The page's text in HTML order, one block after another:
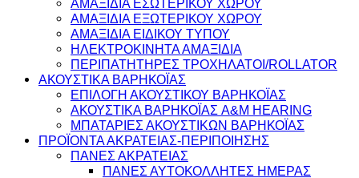
ΑΜΑΞΙΔΙΑ ΕΣΩΤΕΡΙΚΟΥ ΧΩΡΟΥ
ΑΜΑΞΙΔΙΑ ΕΞΩΤΕΡΙΚΟΥ ΧΩΡΟΥ
ΑΜΑΞΙΔΙΑ ΕΙΔΙΚΟΥ ΤΥΠΟΥ
ΗΛΕΚΤΡΟΚΙΝΗΤΑ ΑΜΑΞΙΔΙΑ
ΠΕΡΙΠΑΤΗΤΗΡΕΣ ΤΡΟΧΗΛΑΤΟΙ/ROLLATOR
ΑΚΟΥΣΤΙΚΑ ΒΑΡΗΚΟΪΑΣ
ΕΠΙΛΟΓΗ ΑΚΟΥΣΤΙΚΟΥ ΒΑΡΗΚΟΪΑΣ
ΑΚΟΥΣΤΙΚΑ ΒΑΡΗΚΟΪΑΣ A&M HEARING
ΜΠΑΤΑΡΙΕΣ ΑΚΟΥΣΤΙΚΩΝ ΒΑΡΗΚΟΪΑΣ
ΠΡΟΪΟΝΤΑ ΑΚΡΑΤΕΙΑΣ-ΠΕΡΙΠΟΙΗΣΗΣ
ΠΑΝΕΣ ΑΚΡΑΤΕΙΑΣ
ΠΑΝΕΣ ΑΥΤΟΚΟΛΛΗΤΕΣ ΗΜΕΡΑΣ